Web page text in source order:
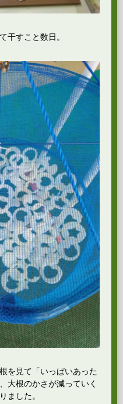
干すこと数日。
を見て「いっぱいあった
大根のかさが減っていく
ました。